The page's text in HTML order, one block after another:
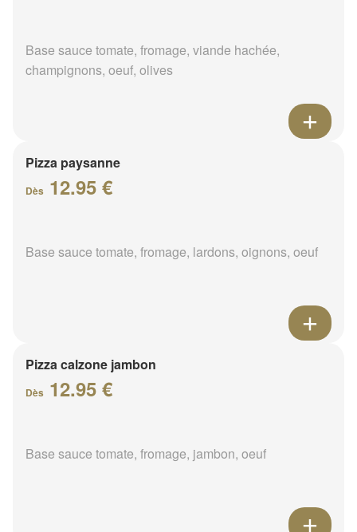
Base sauce tomate, fromage, viande hachée,
champignons, oeuf, olives
Pizza paysanne
Dès 12.95 €
Base sauce tomate, fromage, lardons, oignons, oeuf
Pizza calzone jambon
Dès 12.95 €
Base sauce tomate, fromage, jambon, oeuf